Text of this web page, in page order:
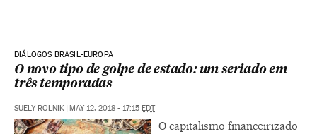
DIÁLOGOS BRASIL-EUROPA
O novo tipo de golpe de estado: um seriado em
três temporadas
SUELY ROLNIK | MAY 12, 2018 - 17:15 EDT
O capitalismo financeirizado